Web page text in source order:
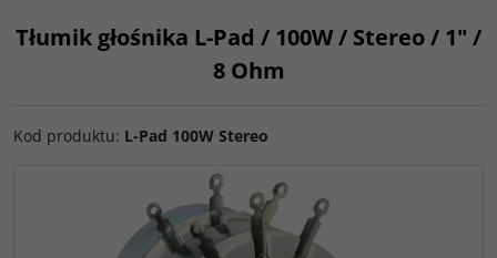
Tłumik głośnika L-Pad / 100W / Stereo / 1" /
8 Ohm
Kod produktu: L-Pad 100W Stereo